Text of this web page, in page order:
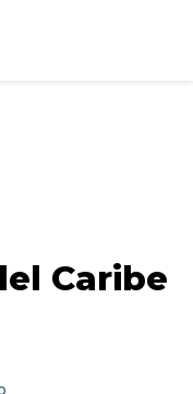
Caribe